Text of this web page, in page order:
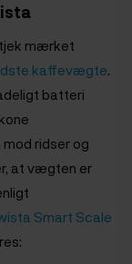
mærket
kaffevægte.
batteri
ridser og
at vægten er
Smart Scale